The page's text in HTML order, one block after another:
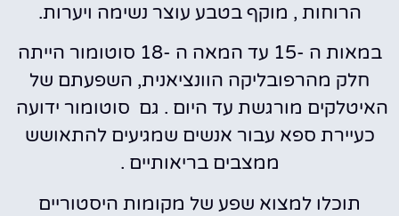
הרוחות , מוקף בטבע עוצר נשימה ויערות.
במאות ה -15 עד המאה ה -18 סוטומור הייתה
חלק מהרפובליקה הוונציאנית, השפעתם של
האיטלקים מורגשת עד היום . גם סוטומור ידועה
כעיירת ספא עבור אנשים שמגיעים להתאושש
ממצבים בריאותיים .
תוכלו למצוא שפע של מקומות היסטוריים